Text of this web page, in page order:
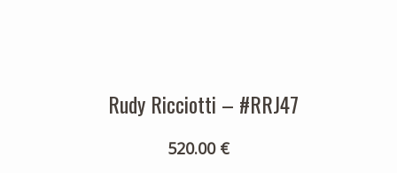
Rudy Ricciotti – #RRJ47
520.00 €